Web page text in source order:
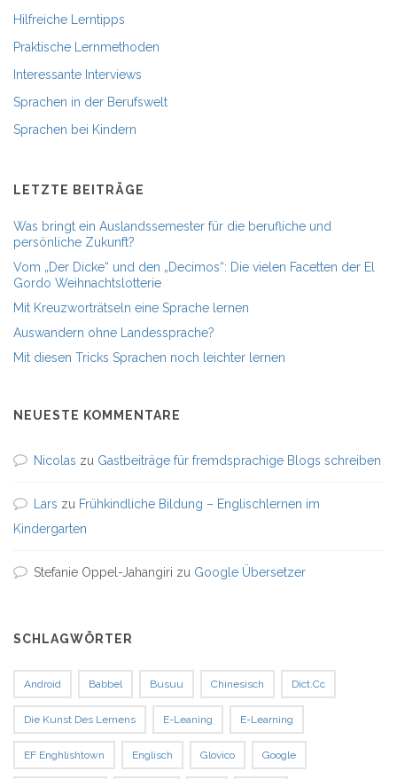
Hilfreiche Lerntipps
Praktische Lernmethoden
Interessante Interviews
Sprachen in der Berufswelt
Sprachen bei Kindern
LETZTE BEITRÄGE
Was bringt ein Auslandssemester für die berufliche und
persönliche Zukunft?
Vom „Der Dicke“ und den „Decimos“: Die vielen Facetten der El
Gordo Weihnachtslotterie
Mit Kreuzworträtseln eine Sprache lernen
Auswandern ohne Landessprache?
Mit diesen Tricks Sprachen noch leichter lernen
NEUESTE KOMMENTARE
Nicolas zu Gastbeiträge für fremdsprachige Blogs schreiben
Lars zu Frühkindliche Bildung – Englischlernen im
Kindergarten
Stefanie Oppel-Jahangiri zu Google Übersetzer
SCHLAGWÖRTER
Android Babbel Busuu Chinesisch Dict.cc
Die Kunst Des Lernens E-Leaning E-Learning
EF Enghlishtown Englisch Glovico Google